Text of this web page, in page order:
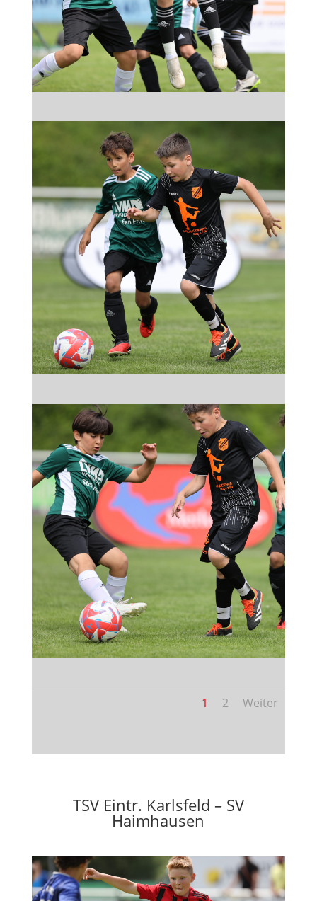
1 2 Weiter
TSV Eintr. Karlsfeld – SV
Haimhausen